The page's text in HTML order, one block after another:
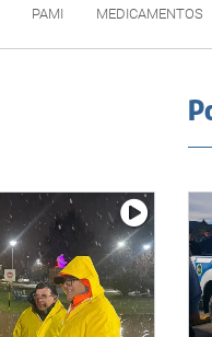
PAMI MEDICAMENTOS